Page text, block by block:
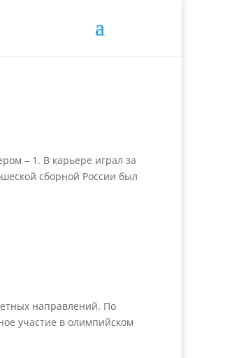
– 1. В карьере играл за
сборной России был
направлений. По
участие в олимпийском